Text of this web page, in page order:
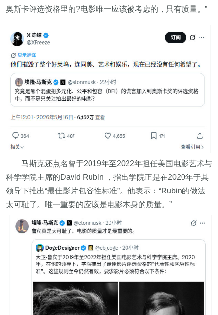
奥斯卡评选资格里的?电影唯一应该被考虑的，只有质量。”
马斯克还点名曾于2019年至2022年担任美国电影艺术与
科学学院主席的David Rubin ，指出学院正是在2020年于其
领导下推出“最佳影片包容性标准”。他表示：“Rubin的做法
太可耻了。唯一重要的应该是电影本身的质量。”